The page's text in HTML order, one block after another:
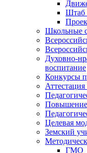
Штаб
Школьные
Духовно-
воспитание
Конкурсы
Целевая
Земский
ГМО